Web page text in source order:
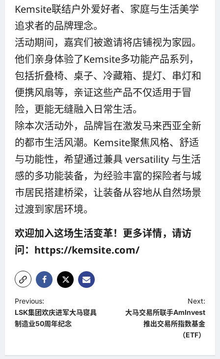
Kemsite联结户外爱好者、家庭与生活美学
追求者的品牌理念。
活动期间，嘉宾们被邀请将店铺视为家园。
他们亲身体验了Kemsite多功能产品系列，
包括折叠椅、桌子、冷藏箱、提灯、串灯和
便携风扇等，亲证这些产品不仅适用于冒
险，更能无缝融入日常生活。
除本次活动外，品牌旨在激发马来西亚全新
的都市生活风潮。Kemsite聚焦风格、舒适
与功能性，希望通过兼具 versatility 与生活
感的多功能装备，为经验丰富的探险者与城
市居民搭建桥梁，让装备从容地从自然场景
过渡到家居环境。
欢迎加入这场生活变革！更多详情，请访
问：https://kemsite.com/
P
o
Previous:
LSK集团欢庆进军大马寝具
制造业50周年纪念
Next:
大马交易所联手AmInvest
推出交易所指数基金
（ETF）